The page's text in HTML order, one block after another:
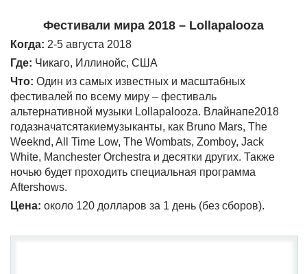
Фестивали мира 2018 – Lollapalooza
Когда: 2-5 августа 2018
Где: Чикаго, Иллинойс, США
Что: Один из самых известных и масштабных
фестивалей по всему миру – фестиваль
альтернативной музыки Lollapalooza. Влайнапе2018
годазначатсятакиемузыканты, как Bruno Mars, The
Weeknd, All Time Low, The Wombats, Zomboy, Jack
White, Manchester Orchestra и десятки других. Также
ночью будет проходить специальная программа
Aftershows.
Цена: около 120 долларов за 1 день (без сборов).